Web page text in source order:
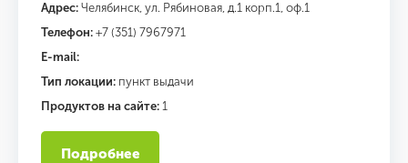
Адрес: Челябинск, ул. Рябиновая, д.1 корп.1, оф.1
Телефон: +7 (351) 7967971
E-mail:
Тип локации: пункт выдачи
Продуктов на сайте: 1
Подробнее